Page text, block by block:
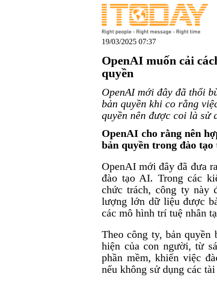
19/03/2025 07:37
OpenAI muốn cải
quyền
OpenAI mới đây đã thổi
bản quyền khi co rằng
quyền nên được coi là sử
OpenAI cho rằng nên
bản quyền trong đào
OpenAI mới đây đã đưa
đào tạo AI. Trong các
chức trách, công ty này
lượng lớn dữ liệu được
các mô hình trí tuệ nhân
Theo công ty, bản
hiện của con người, từ
phần mềm, khiến việc
nếu không sử dụng các